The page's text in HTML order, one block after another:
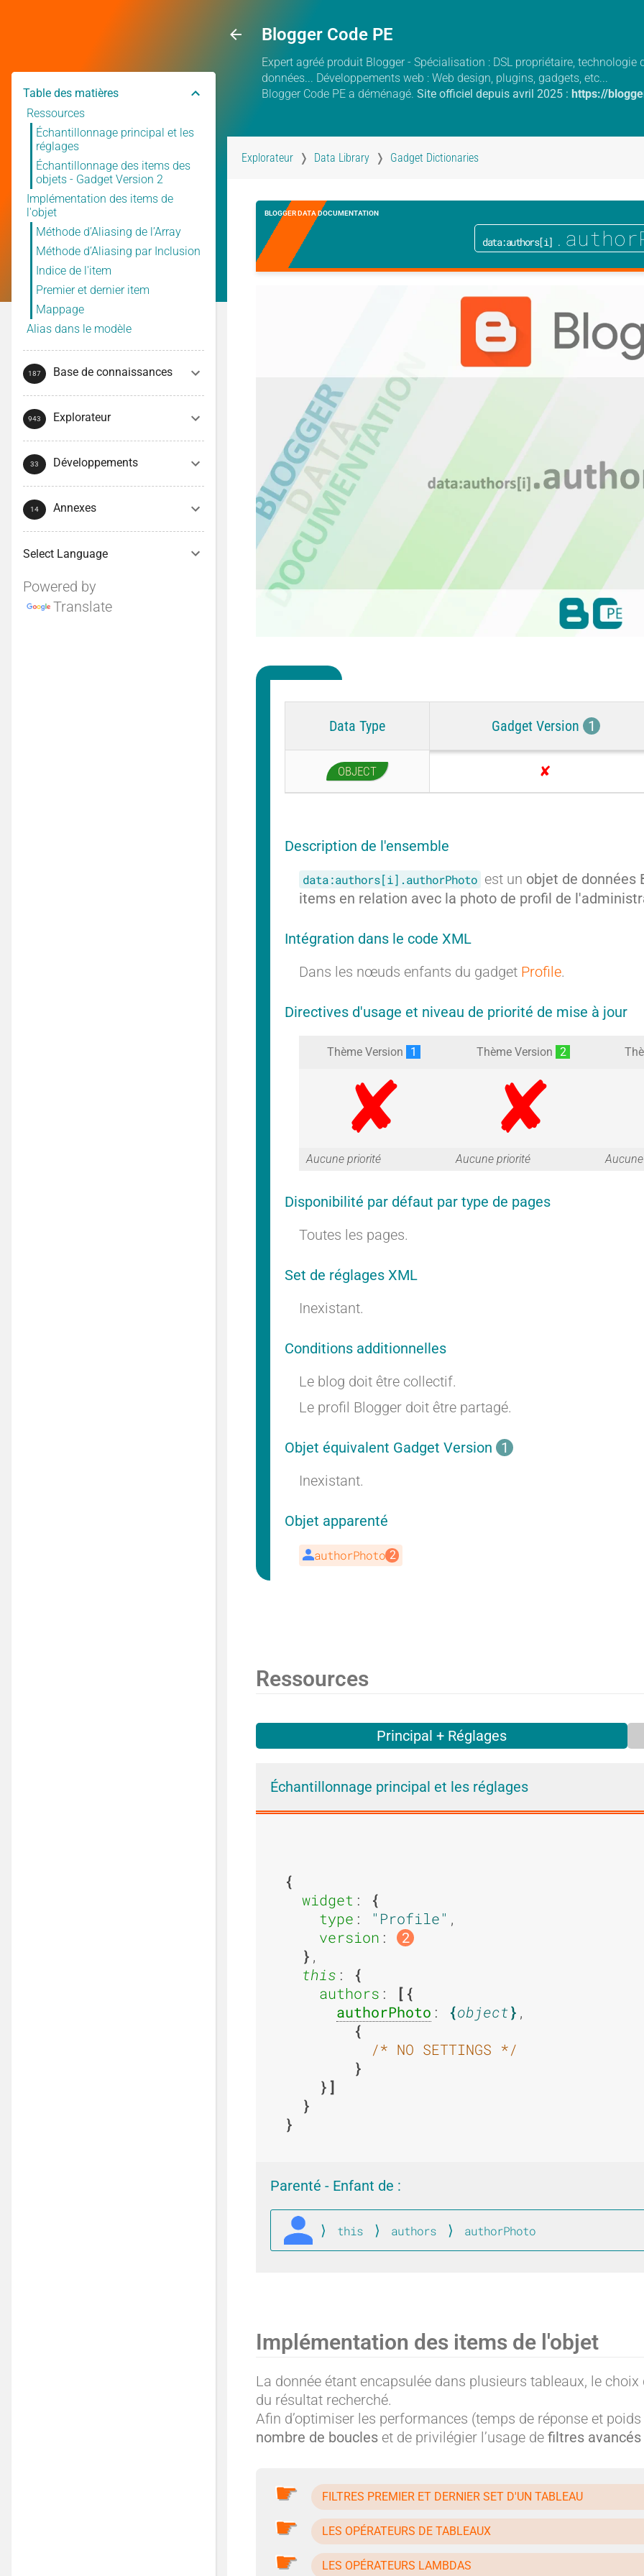
Blogger Code PE
Expert agréé produit Blogger - Spécialisation : DSL propriétaire,
données... Développements web : Web design, plugins, gadgets, etc...
Blogger Code PE a déménagé. Site officiel depuis avril 2025 : https://
Explorateur Data Library Gadget Dictionaries
data:authors[i]
BLOGGER DATA DOCUMENTATION
Data Type Gadget Version 1
OBJECT
g
a
t
Description de l'ensemble
data:authors[i].authorPhoto est un objet de données
items en relation avec la photo de profil de
Intégration dans le code XML
Dans les nœuds enfants du gadget Profile.
Directives d'usage et niveau de priorité de mise à jour
Thème Version 1
G
a
r
a
n
t
e
d
'
u
s
g
e
:
A
u
Aucune priorité
Thème Version 2
G
a
e
d
s
g
e
:
A
u
Aucune priorité
Disponibilité par défaut par type de pages
Toutes les pages.
Set de réglages XML
Inexistant.
Conditions additionnelles
Le blog doit être collectif.
Le profil Blogger doit être partagé.
Objet équivalent Gadget Version 1
Inexistant.
Objet apparenté
authorPhoto
Ressources
Principal + Réglages
Échantillonnage principal et les réglages
widget :
type : Profile
,
version : 2
,
this :
authors :
authorPhoto : object
,
/* NO SETTINGS */
Parenté - Enfant de :
Profile
this authors authorPhoto
Implémentation des items de l'objet
La donnée étant encapsulée dans plusieurs tableaux, le
du résultat recherché.
Afin d’optimiser les performances (temps de réponse et
nombre de boucles et de privilégier l’usage de filtres avancés
FILTRES PREMIER ET DERNIER SET D'UN TABLEAU
LES OPÉRATEURS DE TABLEAUX
LES OPÉRATEURS LAMBDAS
Table des matières
Ressources
Échantillonnage principal et les
réglages
Échantillonnage des items des
objets - Gadget Version 2
Implémentation des items de
l'objet
Méthode d’Aliasing de l’Array
Méthode d’Aliasing par Inclusion
Indice de l'item
Premier et dernier item
Mappage
Alias dans le modèle
Base de connaissances
Explorateur
Développements
Annexes
Powered by
Translate